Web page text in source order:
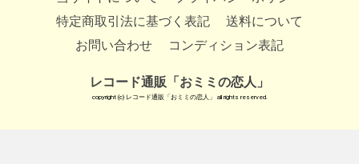
特定商取引法に基づく表記
送料について
お問い合わせ
コンディション表記
レコード通販「おミミの恋人」
copyright (c) レコード通販「おミミの恋人」 all rights reserved.